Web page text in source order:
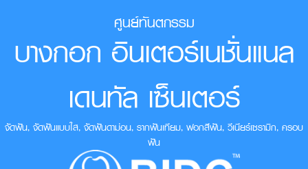
ศูนย์ทันตกรรม
บางกอก อินเตอร์เนชั่นแนล
เดนทัล เซ็นเตอร์
จัดฟัน, จัดฟันแบบใส, จัดฟันดาม่อน, รากฟันเทียม, ฟอกสีฟัน, วีเนียร์เซรามิก, ครอบ
ฟัน